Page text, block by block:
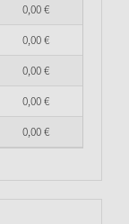
0,00€
0,00€
0,00€
0,00€
0,00€